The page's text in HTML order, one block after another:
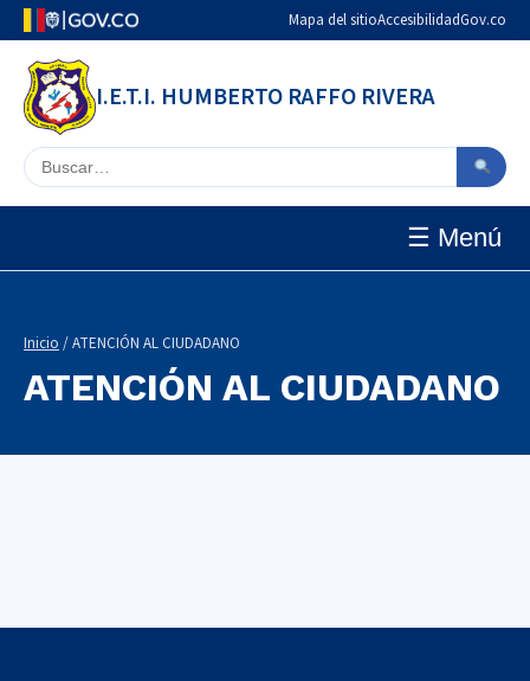
Mapa del sitioAccesibilidadGov.co
I.E.T.I. HUMBERTO RAFFO RIVERA
Buscar en el sitio
☰ Menú
Inicio / ATENCIÓN AL CIUDADANO
ATENCIÓN AL CIUDADANO